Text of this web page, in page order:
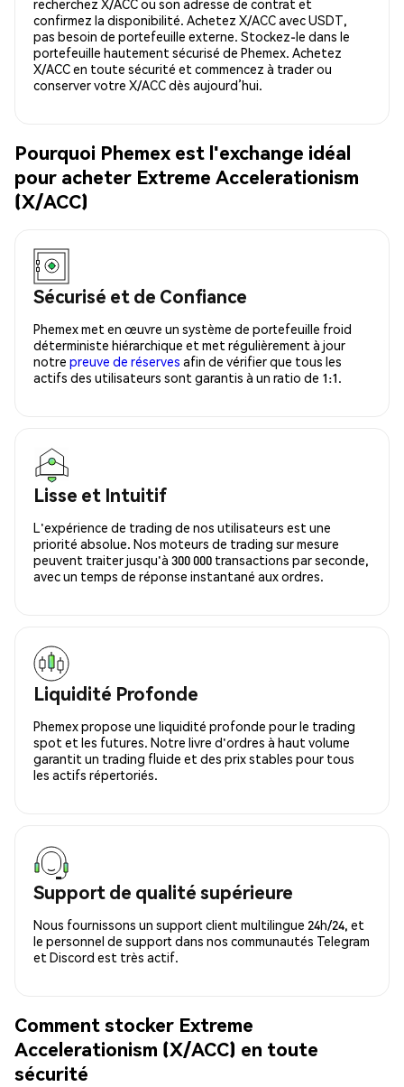
recherchez X/ACC ou son adresse de contrat et
confirmez la disponibilité. Achetez X/ACC avec USDT,
pas besoin de portefeuille externe. Stockez-le dans le
portefeuille hautement sécurisé de Phemex. Achetez
X/ACC en toute sécurité et commencez à trader ou
conserver votre X/ACC dès aujourd’hui.
Pourquoi Phemex est l'exchange idéal
pour acheter Extreme Accelerationism
(X/ACC)
Sécurisé et de Confiance
Phemex met en œuvre un système de portefeuille froid
déterministe hiérarchique et met régulièrement à jour
notre preuve de réserves afin de vérifier que tous les
actifs des utilisateurs sont garantis à un ratio de 1:1.
Lisse et Intuitif
L'expérience de trading de nos utilisateurs est une
priorité absolue. Nos moteurs de trading sur mesure
peuvent traiter jusqu'à 300 000 transactions par seconde,
avec un temps de réponse instantané aux ordres.
Liquidité Profonde
Phemex propose une liquidité profonde pour le trading
spot et les futures. Notre livre d'ordres à haut volume
garantit un trading fluide et des prix stables pour tous
les actifs répertoriés.
Support de qualité supérieure
Nous fournissons un support client multilingue 24h/24, et
le personnel de support dans nos communautés Telegram
et Discord est très actif.
Comment stocker Extreme
Accelerationism (X/ACC) en toute
sécurité